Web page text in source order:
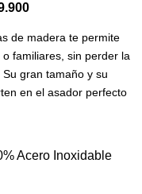
de madera te permite
familiares, sin perder la
gran tamaño y su
en el asador perfecto
de madera de teca,
cómodo y seguro,
Acero Inoxidable